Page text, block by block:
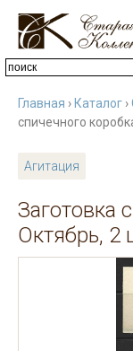
Главная › Каталог ›
спичечного
Агитация
Заготовка
Октябрь, 2